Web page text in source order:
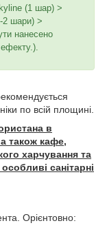
(1 шар) >
2 шари) >
нанесено
по всій площині.
в
також кафе,
харчування та
санітарні
Орієнтовно: